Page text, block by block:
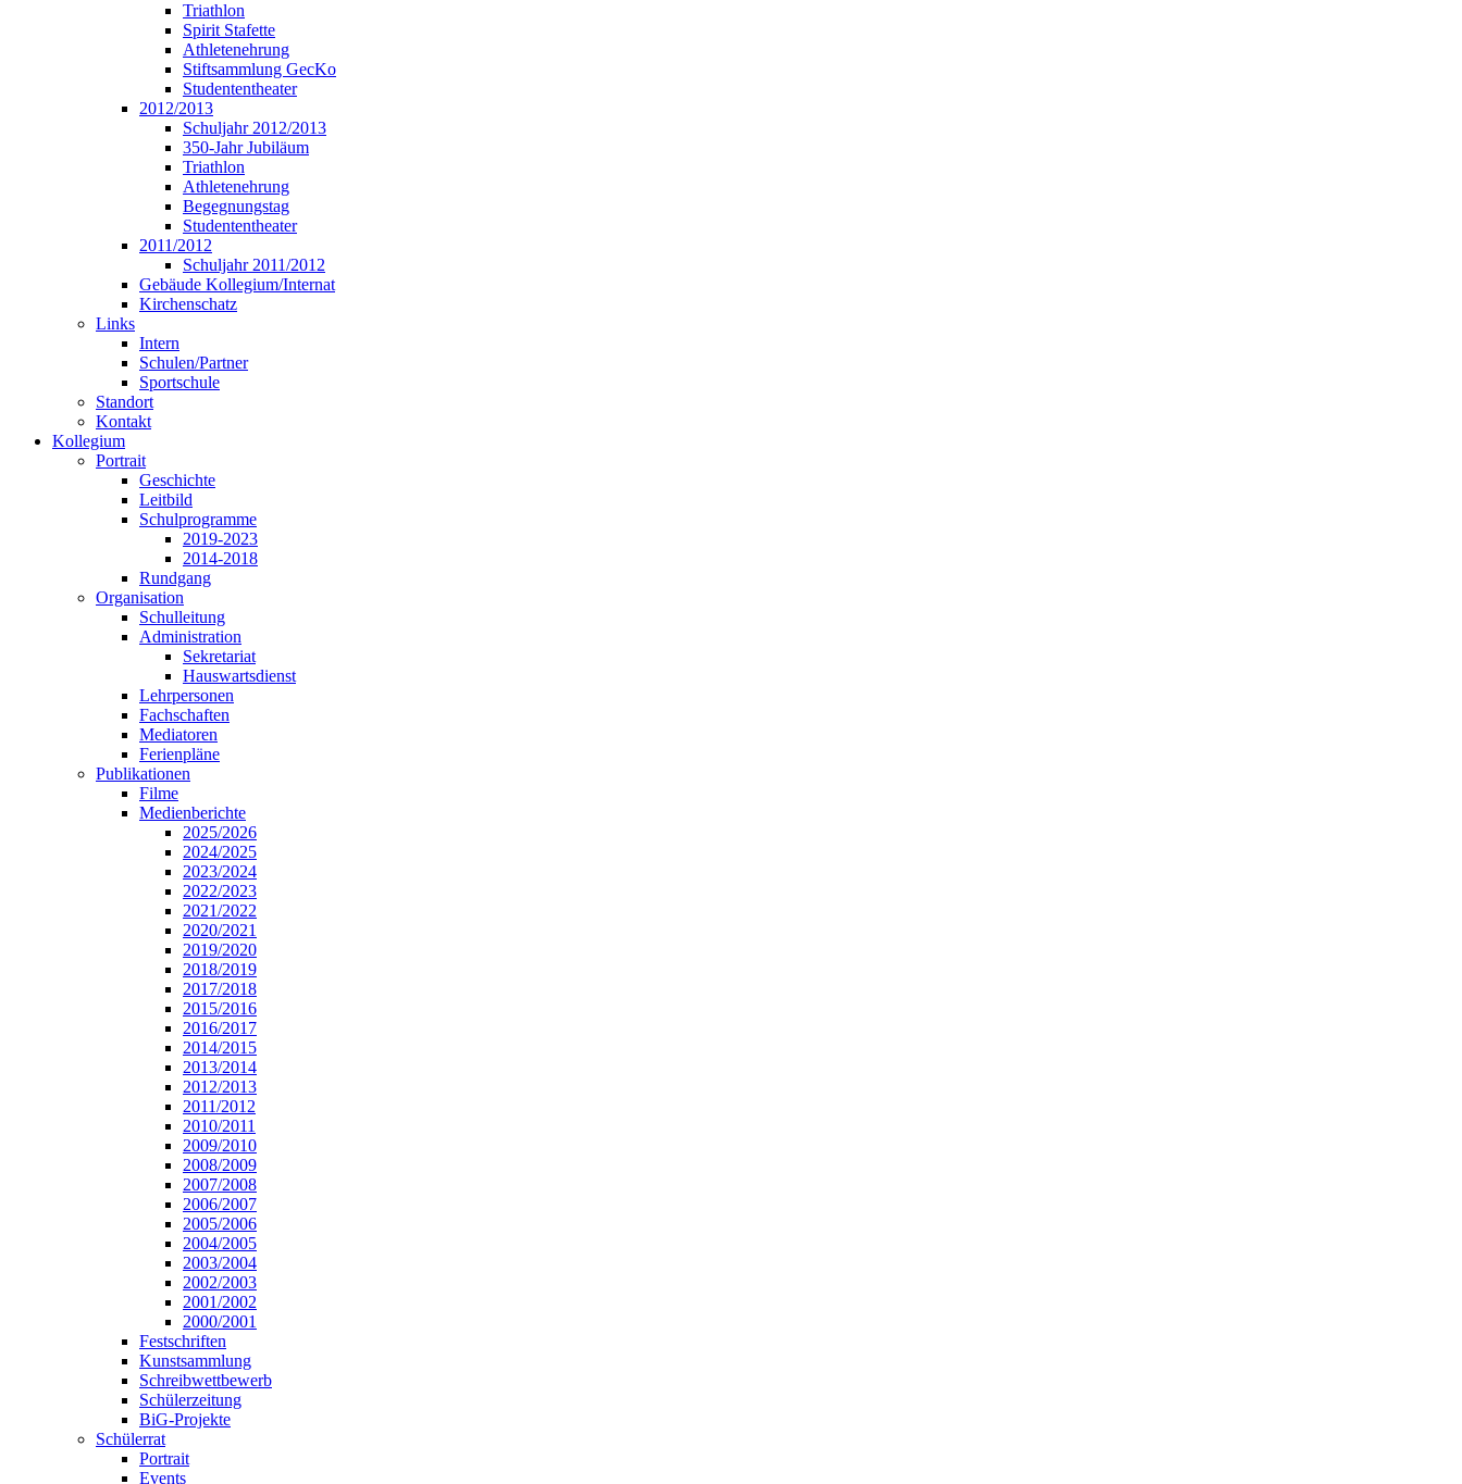
Triathlon
Spirit Stafette
Athletenehrung
Stiftsammlung GecKo
Studententheater
2012/2013
Schuljahr 2012/2013
350-Jahr Jubiläum
Triathlon
Athletenehrung
Begegnungstag
Studententheater
2011/2012
Schuljahr 2011/2012
Gebäude Kollegium/Internat
Kirchenschatz
Links
Intern
Schulen/Partner
Sportschule
Standort
Kontakt
Kollegium
Portrait
Geschichte
Leitbild
Schulprogramme
2019-2023
2014-2018
Rundgang
Organisation
Schulleitung
Administration
Sekretariat
Hauswartsdienst
Lehrpersonen
Fachschaften
Mediatoren
Ferienpläne
Publikationen
Filme
Medienberichte
2025/2026
2024/2025
2023/2024
2022/2023
2021/2022
2020/2021
2019/2020
2018/2019
2017/2018
2015/2016
2016/2017
2014/2015
2013/2014
2012/2013
2011/2012
2010/2011
2009/2010
2008/2009
2007/2008
2006/2007
2005/2006
2004/2005
2003/2004
2002/2003
2001/2002
2000/2001
Festschriften
Kunstsammlung
Schreibwettbewerb
Schülerzeitung
BiG-Projekte
Schülerrat
Portrait
Events